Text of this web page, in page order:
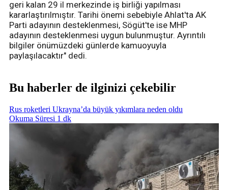
geri kalan 29 il merkezinde iş birliği yapılması
kararlaştırılmıştır. Tarihi önemi sebebiyle Ahlat'ta AK
Parti adayının desteklenmesi, Sögüt'te ise MHP
adayının desteklenmesi uygun bulunmuştur. Ayrıntılı
bilgiler önümüzdeki günlerde kamuoyuyla
paylaşılacaktır" dedi.
Bu haberler de ilginizi çekebilir
Rus roketleri Ukrayna’da büyük yıkımlara neden oldu
Okuma Süresi 1 dk